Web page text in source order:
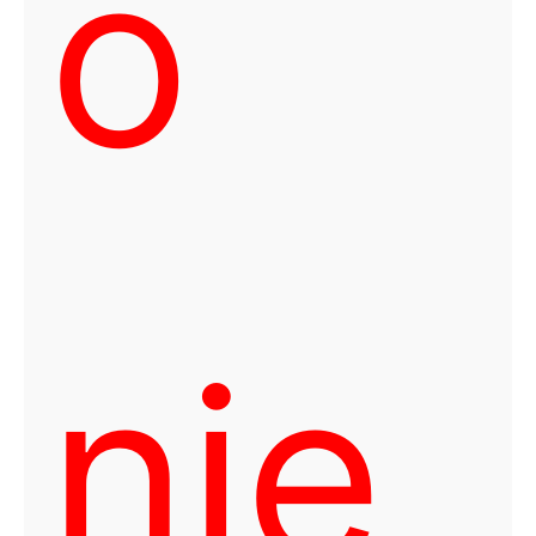
o
nie